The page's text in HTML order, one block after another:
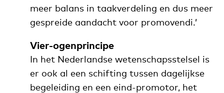
meer balans in taakverdeling en dus meer
gespreide aandacht voor promovendi.’
Vier-ogenprincipe
In het Nederlandse wetenschapsstelsel is
er ook al een schifting tussen dagelijkse
begeleiding en een eind-promotor, het